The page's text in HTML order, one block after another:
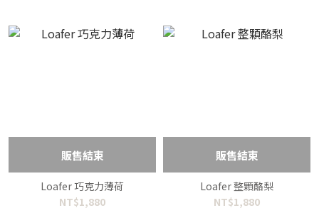
販售結束
Loafer 巧克力薄荷
NT$1,880
販售結束
Loafer 整顆酪梨
NT$1,880